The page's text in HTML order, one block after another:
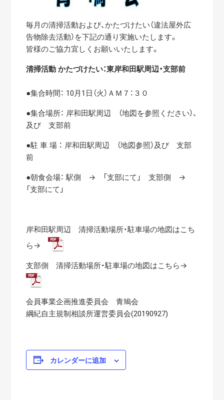
毎月の清掃活動および、かたづけたい（違法屋外広
告物除去活動）を下記の通り実施いたします。
皆様のご協力宜しくお願いいたします。
清掃活動 かたづけたい：東岸和田駅周辺・支部前
●集合時間： 10月1日（火）ＡＭ７：３０
●集合場所： 岸和田駅周辺 （地図を参照ください）、
及び 支部前
●駐 車 場 ： 岸和田駅周辺 （地図参照）及び 支部
前
●朝食会場： 駅側 → 「支部にて」 支部側 →
「支部にて」
岸和田駅周辺 清掃活動場所・駐車場の地図はこち
ら→
支部側 清掃活動場所・駐車場の地図はこちら→
会員事業企画推進委員会 青鳩会
綱紀自主規制相談所運営委員会(20190927)
カレンダーに追加